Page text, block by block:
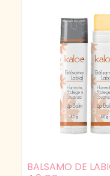
BALSAMO DE